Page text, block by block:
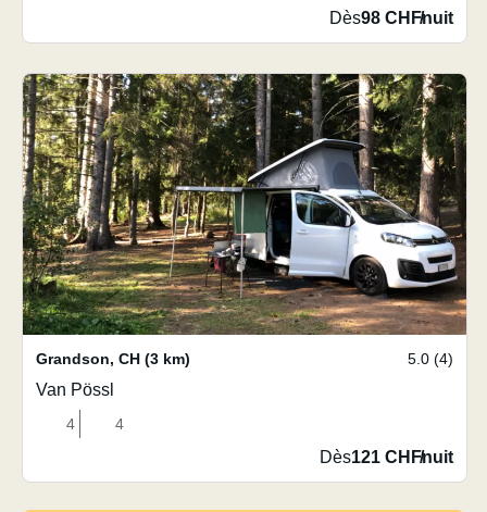
Dès98 CHF/nuit
Grandson, CH (3 km) 5.0 (4)
Van Pössl
4 4
Dès121 CHF/nuit